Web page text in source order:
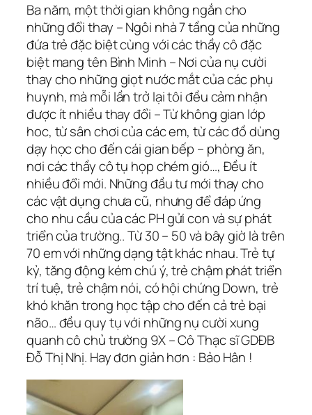
Ba năm, một thời gian không ngắn cho
những đổi thay – Ngôi nhà 7 tầng của những
đứa trẻ đặc biệt cùng với các thầy cô đặc
biệt mang tên Bình Minh – Nơi của nụ cười
thay cho những giọt nước mắt của các phụ
huynh, mà mỗi lần trở lại tôi đều cảm nhận
được ít nhiều thay đổi – Từ không gian lớp
hoc, từ sân chơi của các em, từ các đồ dùng
dạy học cho đến cái gian bếp – phòng ăn,
nơi các thầy cô tụ họp chém gió…, Đều ít
nhiều đổi mới. Những đầu tư mới thay cho
các vật dụng chưa cũ, nhưng để đáp ứng
cho nhu cầu của các PH gửi con và sự phát
triển của trường.. Từ 30 – 50 và bây giờ là trên
70 em với những dạng tật khác nhau. Trẻ tự
kỷ, tăng động kém chú ý, trẻ chậm phát triển
trí tuệ, trẻ chậm nói, có hội chứng Down, trẻ
khó khăn trong học tập cho đến cả trẻ bại
não… đều quy tụ với những nụ cười xung
quanh cô chủ trường 9X – Cô Thạc sĩ GDĐB
Đỗ Thị Nhị. Hay đơn giản hơn : Bảo Hân !